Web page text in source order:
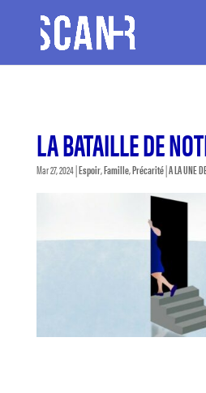
LA BATAILLE DE
Mar 27, 2024|Espoir,Famille,Précarité|A LA UNE